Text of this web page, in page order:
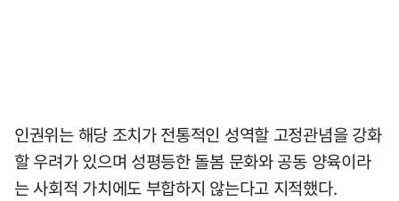
인권위는 해당 조치가 전통적인 성역할 고정관념을 강화
할 우려가 있으며 성평등한 돌봄 문화와 공동 양육이라
는 사회적 가치에도 부합하지 않는다고 지적했다.